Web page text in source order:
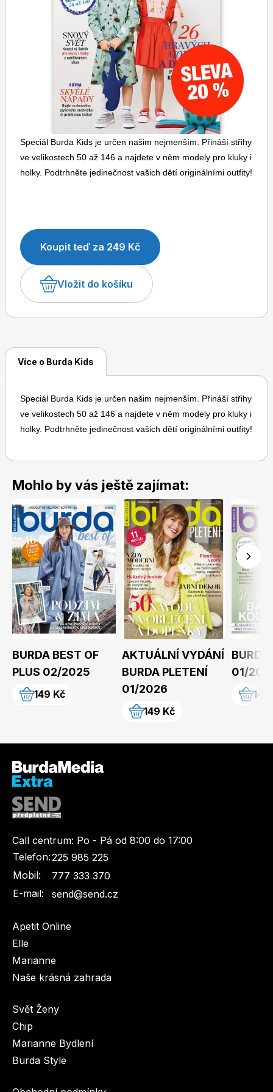
Dětské časopisy Burda Pletení
Burda Best of
Burda Kids
Toprecepty.cz
Speciál Burda Kids je určen našim nejmenším. Přináší střihy
ve velikostech 50 až 146 a najdete v něm modely pro kluky i
holky. Podtrhněte jedinečnost vašich dětí originálními outfity!
Koupit teď za 249 Kč
Vložit do košíku
Více o Burda Kids
Speciál Burda Kids je určen našim nejmenším. Přináší střihy
ve velikostech 50 až 146 a najdete v něm modely pro kluky i
holky. Podtrhněte jedinečnost vašich dětí originálními outfity!
Mohlo by vás ještě zajímat:
BURDA BEST OF
PLUS 02/2025
149 Kč
AKTUÁLNÍ VYDÁNÍ
BURDA PLETENÍ
01/2026
149 Kč
BURDA
01/
149
Call centrum: Po - Pá od 8:00 do 17:00
Telefon:225 985 225
Mobil:
777 333 370
E-mail:
send@send.cz
Apetit Online
Elle
Marianne
Naše krásná zahrada
Svět Ženy
Chip
Marianne Bydlení
Burda Style